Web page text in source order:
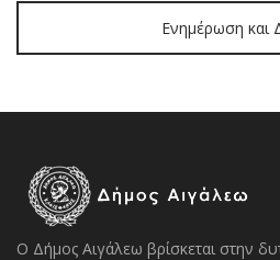
Ενημέρωση και
Ο Δήμος Αιγάλεω βρίσκεται στην